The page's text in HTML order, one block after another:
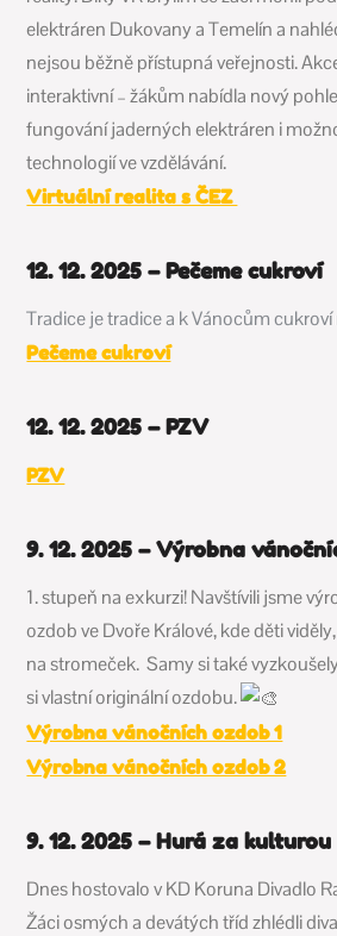
elektráren Dukovany a Temelín a
nejsou běžně přístupná veřejnosti.
interaktivní – žákům nabídla nový
fungování jaderných elektráren i
technologií ve vzdělávání.
Virtuální realita s ČEZ
12. 12. 2025 – Pečeme cukroví
Tradice je tradice a k Vánocům
Pečeme cukroví
12. 12. 2025 – PZV
PZV
9. 12. 2025 – Výrobna
1. stupeň na exkurzi! Navštívili jsme
ozdob ve Dvoře Králové, kde děti
na stromeček. Samy si také
si vlastní originální ozdobu.
Výrobna vánočních ozdob 1
Výrobna vánočních ozdob 2
9. 12. 2025 – Hurá za kulturou
Dnes hostovalo v KD Koruna Divadlo
Žáci osmých a devátých tříd zhlédli